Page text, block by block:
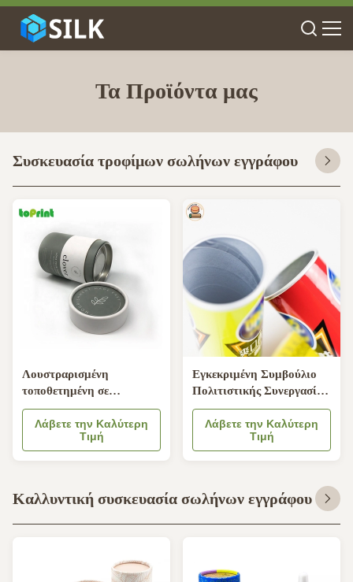
Τα Προϊόντα μας
Συσκευασία τροφίμων σωλήνων εγγράφου
Λουστραρισμένη
τοποθετημένη σε
στρώματα συσκευασία
κιβωτίων σωλήνων
εγγράφου της Kraft με το
Λάβετε την Καλύτερη
Τιμή
Εγκεκριμένη Συμβούλιο
Πολιτιστικής Συνεργασίας
χαρτονιού εγγράφου
σωλήνων τροφίμων
συνήθεια ODM PMS
Λάβετε την Καλύτερη
Τιμή
Καλλυντική συσκευασία σωλήνων εγγράφου